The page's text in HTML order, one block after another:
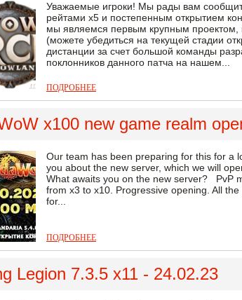
Уважаемые игроки! Мы рады вам
рейтами х5 и постепенным открытием
мы являемся первым крупным проектом,
(можете убедиться на текущей стадии
дистанции за счет большой команды
поклонников данного патча на нашем...
ПОДРОБНЕЕ
x100 new game realm
Our team has been preparing for this for a
you about the new server, which we will
What awaits you on the new server? PvP
from х3 to х10. Progressive opening. All
for...
ПОДРОБНЕЕ
Legion 7.3.5 x11 - 24.02.23